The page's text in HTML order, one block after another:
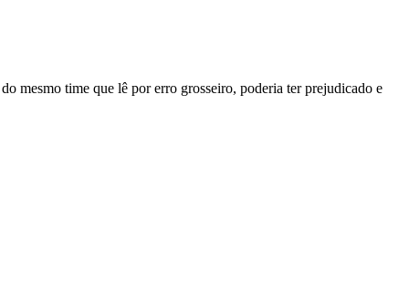
mesmo time que lê por erro grosseiro, poderia ter prejudicado e